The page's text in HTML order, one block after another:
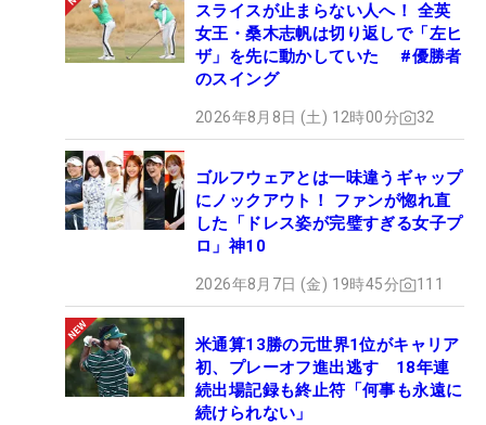
スライスが止まらない人へ！ 全英
女王・桑木志帆は切り返しで「左ヒ
ザ」を先に動かしていた #優勝者
のスイング
2026年8月8日 (土) 12時00分 32
ゴルフウェアとは一味違うギャップ
にノックアウト！ ファンが惚れ直
した「ドレス姿が完璧すぎる女子プ
ロ」神10
2026年8月7日 (金) 19時45分 111
米通算13勝の元世界1位がキャリア
初、プレーオフ進出逃す 18年連
続出場記録も終止符「何事も永遠に
続けられない」